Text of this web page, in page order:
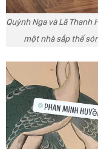
Quỳnh Nga và Lã
một nhà sắp thế